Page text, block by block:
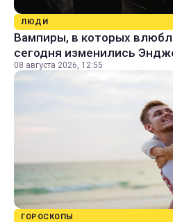
ЛЮДИ
Вампиры, в которых
сегодня изменились
08 августа 2026, 12:55
ГОРОСКОПЫ